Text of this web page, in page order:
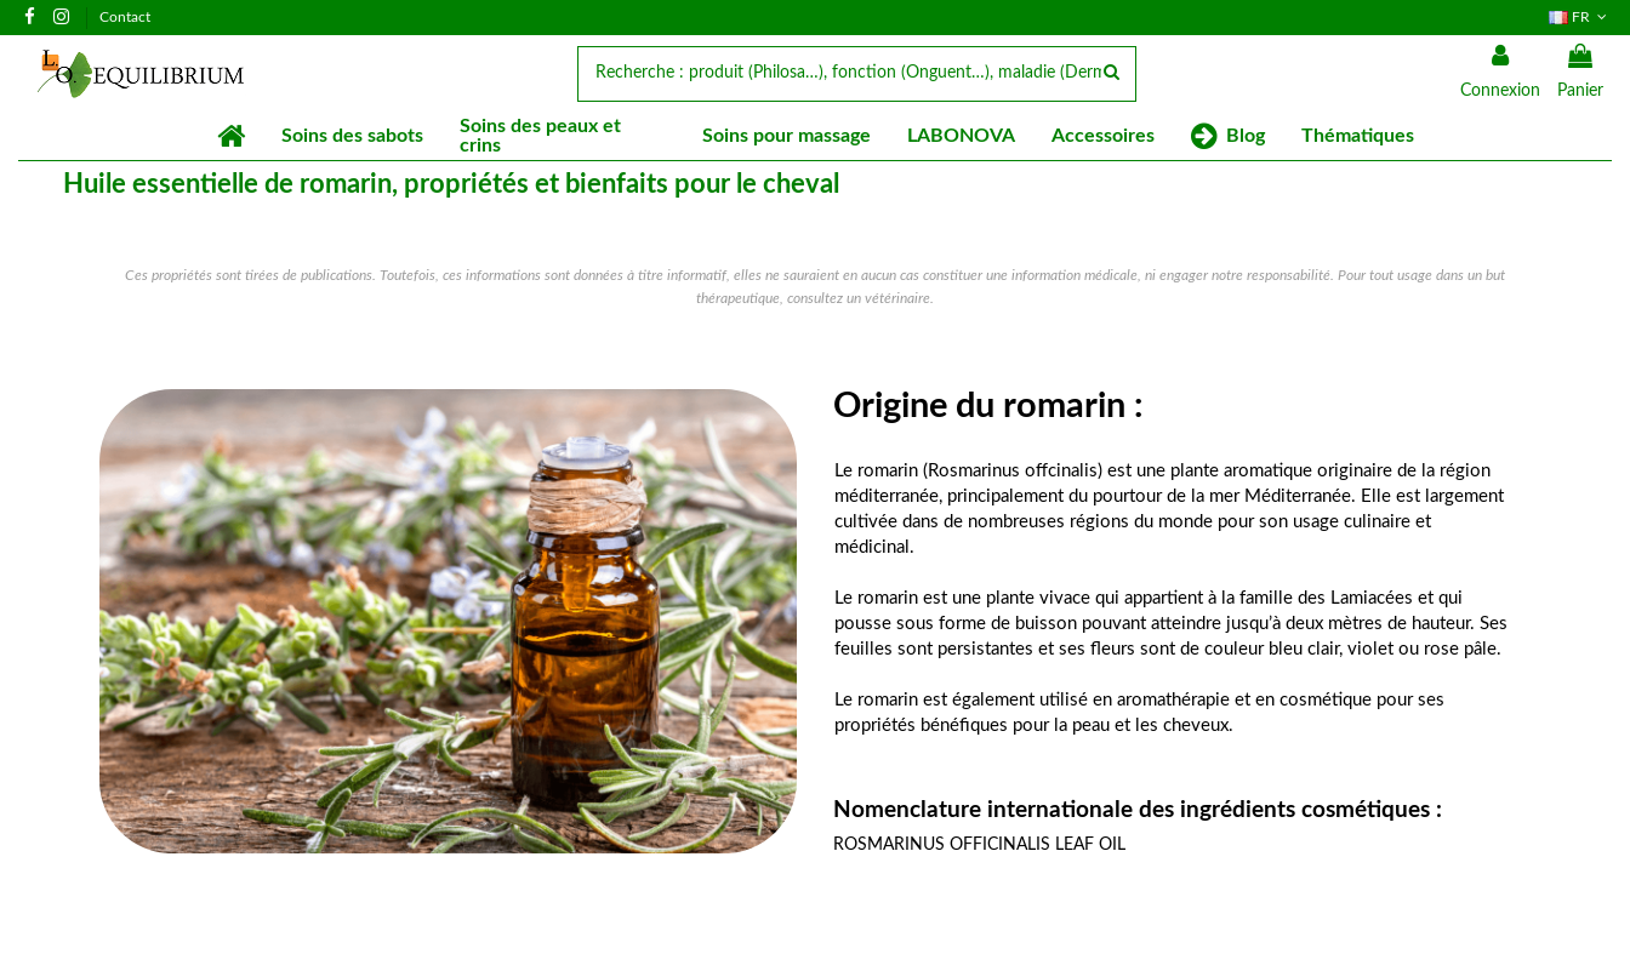
Contact FR
Connexion Panier
Soins des sabots
Soins des peaux et
crins
Soins pour massage LABONOVA Accessoires Blog Thématiques
Huile essentielle de romarin, propriétés et bienfaits pour le cheval
Ces propriétés sont tirées de publications. Toutefois, ces informations sont données à titre informatif, elles ne sauraient en aucun cas constituer une information médicale, ni engager notre responsabilité. Pour tout usage dans un but
thérapeutique, consultez un vétérinaire.
Origine du romarin :
Le romarin (Rosmarinus offcinalis) est une plante aromatique originaire de la région
méditerranée, principalement du pourtour de la mer Méditerranée. Elle est largement
cultivée dans de nombreuses régions du monde pour son usage culinaire et
médicinal.
Le romarin est une plante vivace qui appartient à la famille des Lamiacées et qui
pousse sous forme de buisson pouvant atteindre jusqu’à deux mètres de hauteur. Ses
feuilles sont persistantes et ses fleurs sont de couleur bleu clair, violet ou rose pâle.
Le romarin est également utilisé en aromathérapie et en cosmétique pour ses
propriétés bénéfiques pour la peau et les cheveux.
Nomenclature internationale des ingrédients cosmétiques :
ROSMARINUS OFFICINALIS LEAF OIL